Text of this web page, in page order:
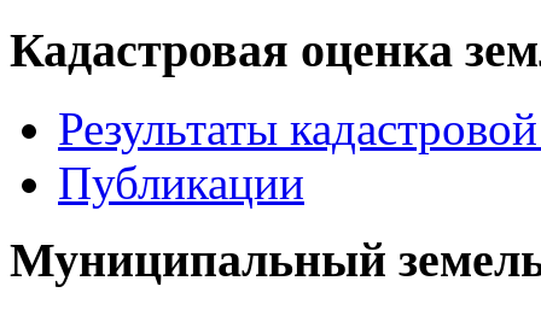
Кадастровая оценка
Результаты
Публикации
Муниципальный